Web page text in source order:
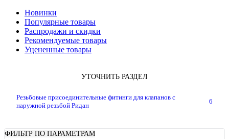
Новинки
Популярные товары
Распродажи и скидки
Рекомендуемые товары
Уцененные товары
УТОЧНИТЬ РАЗДЕЛ
Резьбовые присоединительные фитинги для клапанов с
наружной резьбой Ридан
6
ФИЛЬТР ПО ПАРАМЕТРАМ